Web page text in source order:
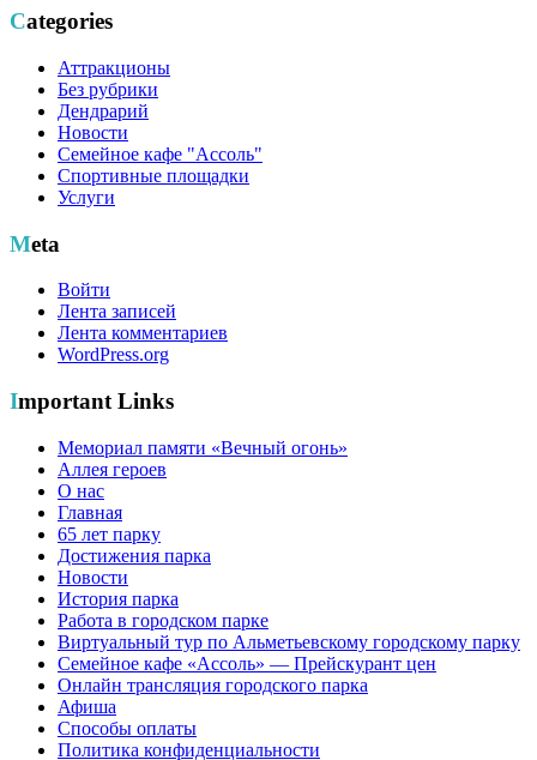
Categories
Аттракционы
Без рубрики
Дендрарий
Новости
Семейное кафе "Ассоль"
Спортивные площадки
Услуги
Meta
Войти
Лента записей
Лента комментариев
WordPress.org
Important Links
Мемориал памяти «Вечный огонь»
Аллея героев
О нас
Главная
65 лет парку
Достижения парка
Новости
История парка
Работа в городском парке
Виртуальный тур по Альметьевскому городскому парку
Семейное кафе «Ассоль» — Прейскурант цен
Онлайн трансляция городского парка
Афиша
Способы оплаты
Политика конфиденциальности